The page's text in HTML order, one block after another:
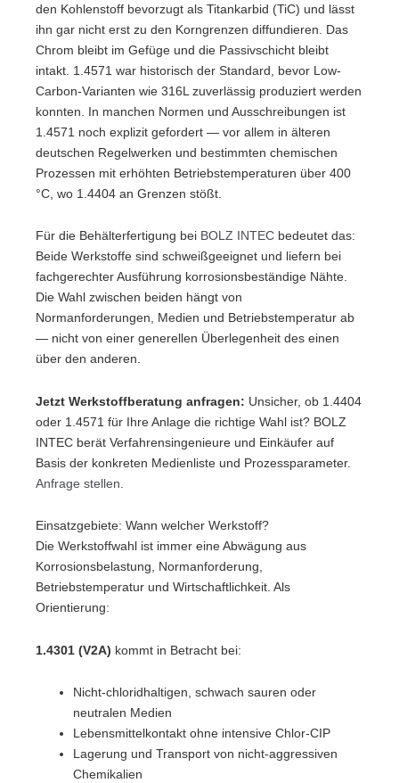
den Kohlenstoff bevorzugt als Titankarbid (TiC) und lässt
ihn gar nicht erst zu den Korngrenzen diffundieren. Das
Chrom bleibt im Gefüge und die Passivschicht bleibt
intakt. 1.4571 war historisch der Standard, bevor Low-
Carbon-Varianten wie 316L zuverlässig produziert werden
konnten. In manchen Normen und Ausschreibungen ist
1.4571 noch explizit gefordert — vor allem in älteren
deutschen Regelwerken und bestimmten chemischen
Prozessen mit erhöhten Betriebstemperaturen über 400
°C, wo 1.4404 an Grenzen stößt.
Für die Behälterfertigung bei BOLZ INTEC bedeutet das:
Beide Werkstoffe sind schweißgeeignet und liefern bei
fachgerechter Ausführung korrosionsbeständige Nähte.
Die Wahl zwischen beiden hängt von
Normanforderungen, Medien und Betriebstemperatur ab
— nicht von einer generellen Überlegenheit des einen
über den anderen.
Jetzt Werkstoffberatung anfragen: Unsicher, ob 1.4404
oder 1.4571 für Ihre Anlage die richtige Wahl ist? BOLZ
INTEC berät Verfahrensingenieure und Einkäufer auf
Basis der konkreten Medienliste und Prozessparameter.
Anfrage stellen
Einsatzgebiete: Wann welcher Werkstoff?
Die Werkstoffwahl ist immer eine Abwägung aus
Korrosionsbelastung, Normanforderung,
Betriebstemperatur und Wirtschaftlichkeit. Als
Orientierung:
1.4301 (V2A) kommt in Betracht bei:
Nicht-chloridhaltigen, schwach sauren oder
neutralen Medien
Lebensmittelkontakt ohne intensive Chlor-CIP
Lagerung und Transport von nicht-aggressiven
Chemikalien